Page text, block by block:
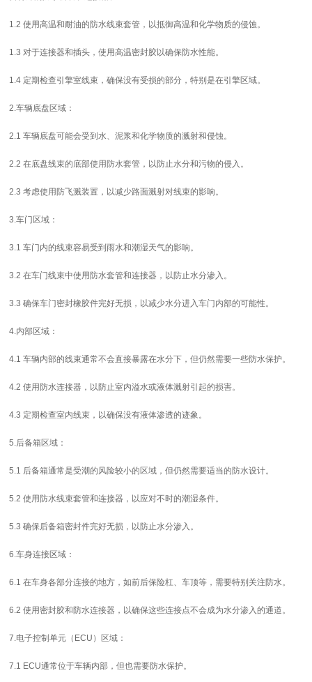
1.2 使用高温和耐油的防水线束套管，以抵御高温和化学物质的侵蚀。
1.3 对于连接器和插头，使用高温密封胶以确保防水性能。
1.4 定期检查引擎室线束，确保没有受损的部分，特别是在引擎区域。
2.车辆底盘区域：
2.1 车辆底盘可能会受到水、泥浆和化学物质的溅射和侵蚀。
2.2 在底盘线束的底部使用防水套管，以防止水分和污物的侵入。
2.3 考虑使用防飞溅装置，以减少路面溅射对线束的影响。
3.车门区域：
3.1 车门内的线束容易受到雨水和潮湿天气的影响。
3.2 在车门线束中使用防水套管和连接器，以防止水分渗入。
3.3 确保车门密封橡胶件完好无损，以减少水分进入车门内部的可能性。
4.内部区域：
4.1 车辆内部的线束通常不会直接暴露在水分下，但仍然需要一些防水保护。
4.2 使用防水连接器，以防止室内溢水或液体溅射引起的损害。
4.3 定期检查室内线束，以确保没有液体渗透的迹象。
5.后备箱区域：
5.1 后备箱通常是受潮的风险较小的区域，但仍然需要适当的防水设计。
5.2 使用防水线束套管和连接器，以应对不时的潮湿条件。
5.3 确保后备箱密封件完好无损，以防止水分渗入。
6.车身连接区域：
6.1 在车身各部分连接的地方，如前后保险杠、车顶等，需要特别关注防水。
6.2 使用密封胶和防水连接器，以确保这些连接点不会成为水分渗入的通道。
7.电子控制单元（ECU）区域：
7.1 ECU通常位于车辆内部，但也需要防水保护。